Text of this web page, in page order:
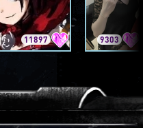
11897 9303